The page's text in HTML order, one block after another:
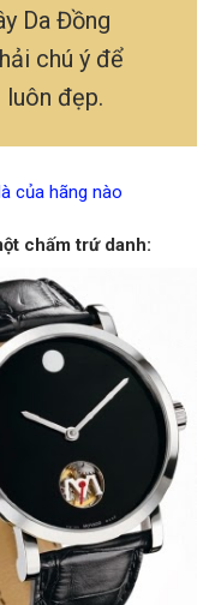
Da Đồng
chú ý để
đẹp.
của hãng nào
chấm trứ danh: